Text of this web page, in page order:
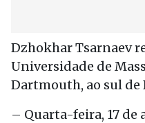
Dzhokhar Tsarnaev
Universidade de
Dartmouth, ao sul de
– Quarta-feira, 17 de